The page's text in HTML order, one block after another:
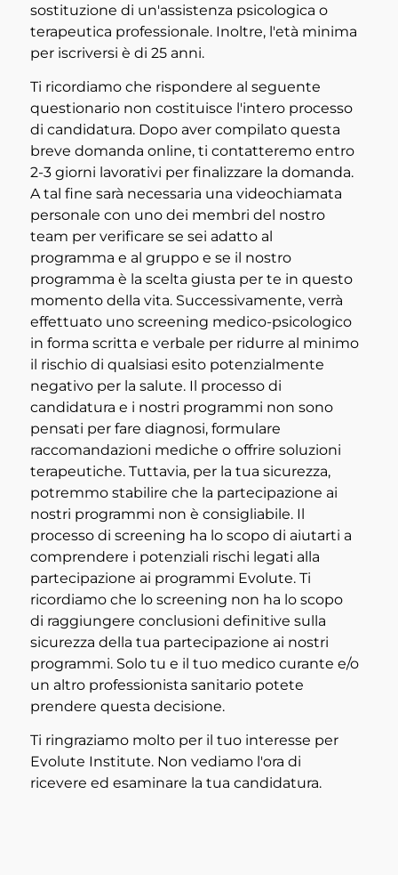
sostituzione di un'assistenza psicologica o
terapeutica professionale. Inoltre, l'età minima
per iscriversi è di 25 anni.
Ti ricordiamo che rispondere al seguente
questionario non costituisce l'intero processo
di candidatura. Dopo aver compilato questa
breve domanda online, ti contatteremo entro
2-3 giorni lavorativi per finalizzare la domanda.
A tal fine sarà necessaria una videochiamata
personale con uno dei membri del nostro
team per verificare se sei adatto al
programma e al gruppo e se il nostro
programma è la scelta giusta per te in questo
momento della vita. Successivamente, verrà
effettuato uno screening medico-psicologico
in forma scritta e verbale per ridurre al minimo
il rischio di qualsiasi esito potenzialmente
negativo per la salute. Il processo di
candidatura e i nostri programmi non sono
pensati per fare diagnosi, formulare
raccomandazioni mediche o offrire soluzioni
terapeutiche. Tuttavia, per la tua sicurezza,
potremmo stabilire che la partecipazione ai
nostri programmi non è consigliabile. Il
processo di screening ha lo scopo di aiutarti a
comprendere i potenziali rischi legati alla
partecipazione ai programmi Evolute. Ti
ricordiamo che lo screening non ha lo scopo
di raggiungere conclusioni definitive sulla
sicurezza della tua partecipazione ai nostri
programmi. Solo tu e il tuo medico curante e/o
un altro professionista sanitario potete
prendere questa decisione.
Ti ringraziamo molto per il tuo interesse per
Evolute Institute. Non vediamo l'ora di
ricevere ed esaminare la tua candidatura.